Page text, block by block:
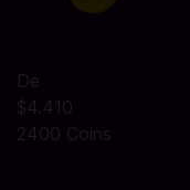
De
$4.410
2400 Coins